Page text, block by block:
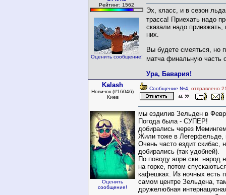
Рейтинг: 1562
Оценить сообщение!
Эх, класс, и в сезон
трасса! Приехать надо
сказали надо
них.
Вы будете смеяться, но
матча финальную часть
Ура, Бавария!
Kalash
Новичок (#16046)
Киев
Оценить
сообщение!
Сообщение №4 , отправлено
мы ездилив Зельден в
Погода была - СУПЕР!
добирались через
Жили тоже в Легерфельде,
Очень часто ездит скибас,
добирались (так удобней).
По поводу апре ски: народ
на горке, потом
кафешках. Из ночных есть
самом центре Зельдена,
дружелюбная